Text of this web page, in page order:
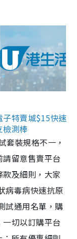
特賣城$15快速
檢測棒
套裝規格不一，
留意售賣平台
及細則，大家
病毒病快速抗原
試通用名單，購
切以訂購平台